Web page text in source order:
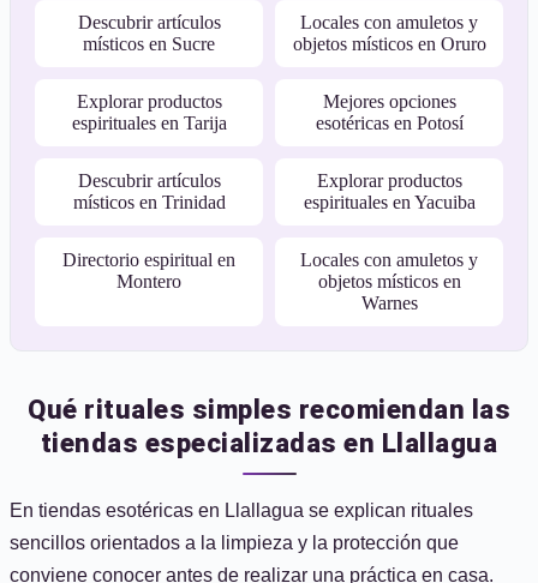
Descubrir artículos
místicos en Sucre
Locales con amuletos y
objetos místicos en Oruro
Explorar productos
espirituales en Tarija
Mejores opciones
esotéricas en Potosí
Descubrir artículos
místicos en Trinidad
Explorar productos
espirituales en Yacuiba
Directorio espiritual en
Montero
Locales con amuletos y
objetos místicos en
Warnes
Qué rituales simples recomiendan las
tiendas especializadas en Llallagua
En tiendas esotéricas en Llallagua se explican rituales
sencillos orientados a la limpieza y la protección que
conviene conocer antes de realizar una práctica en casa.